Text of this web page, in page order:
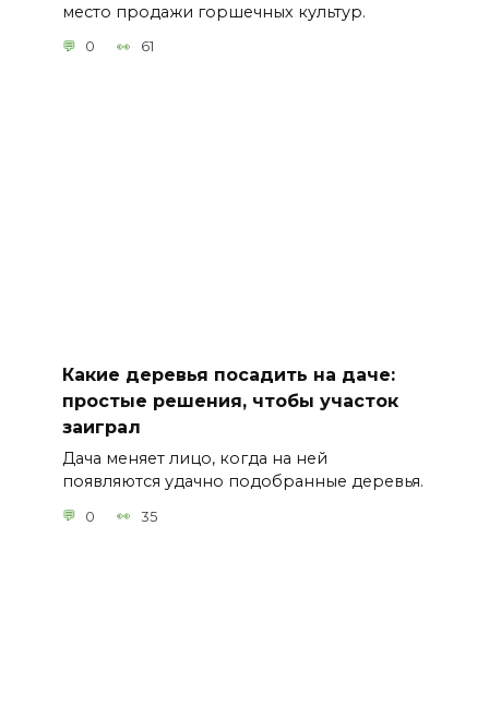
место продажи горшечных культур.
0 61
Какие деревья посадить на даче:
простые решения, чтобы участок
заиграл
Дача меняет лицо, когда на ней
появляются удачно подобранные деревья.
0 35